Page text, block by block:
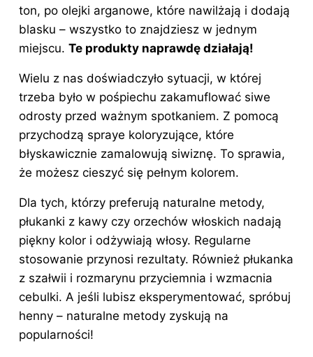
ton, po olejki arganowe, które nawilżają i dodają
blasku – wszystko to znajdziesz w jednym
miejscu. Te produkty naprawdę działają!
Wielu z nas doświadczyło sytuacji, w której
trzeba było w pośpiechu zakamuflować siwe
odrosty przed ważnym spotkaniem. Z pomocą
przychodzą spraye koloryzujące, które
błyskawicznie zamalowują siwiznę. To sprawia,
że możesz cieszyć się pełnym kolorem.
Dla tych, którzy preferują naturalne metody,
płukanki z kawy czy orzechów włoskich nadają
piękny kolor i odżywiają włosy. Regularne
stosowanie przynosi rezultaty. Również płukanka
z szałwii i rozmarynu przyciemnia i wzmacnia
cebulki. A jeśli lubisz eksperymentować, spróbuj
henny – naturalne metody zyskują na
popularności!